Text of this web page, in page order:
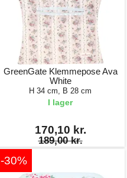
GreenGate Klemmepose Ava
White
H 34 cm, B 28 cm
I lager
170,10 kr.
189,00 kr.
-30%